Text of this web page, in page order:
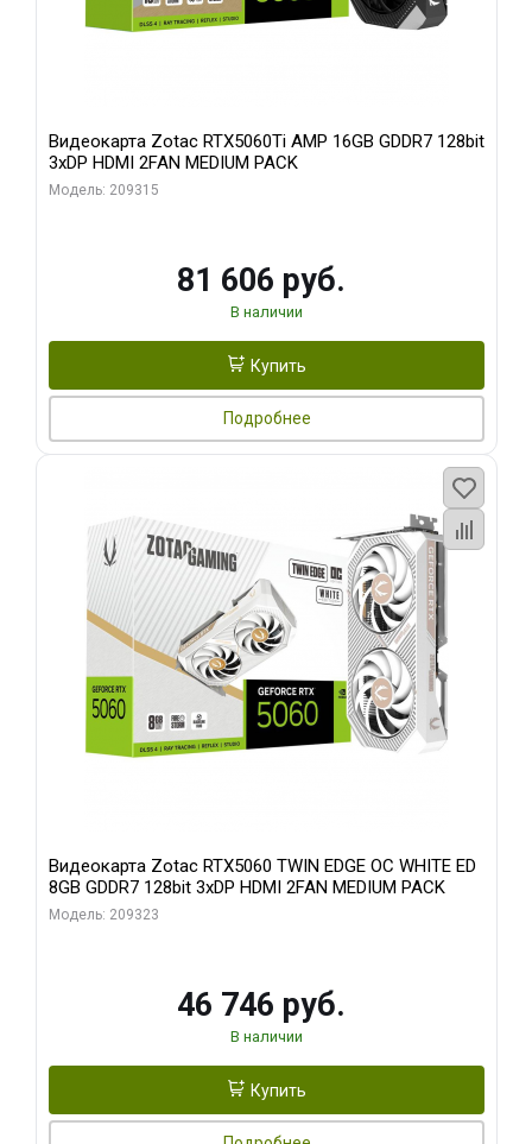
Видеокарта Zotac RTX5060Ti AMP 16GB GDDR7 128bit
3xDP HDMI 2FAN MEDIUM PACK
Модель: 209315
81 606 руб.
В наличии
Купить
Подробнее
Видеокарта Zotac RTX5060 TWIN EDGE OC WHITE ED
8GB GDDR7 128bit 3xDP HDMI 2FAN MEDIUM PACK
Модель: 209323
46 746 руб.
В наличии
Купить